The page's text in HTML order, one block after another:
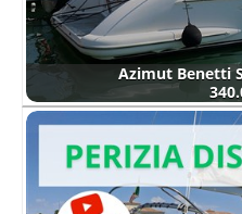
Azimut Benetti